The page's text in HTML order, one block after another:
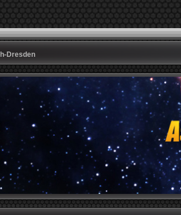
Dresden